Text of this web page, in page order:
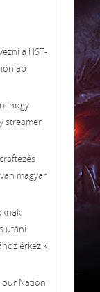
a HST-
hogy
streamer
magyar
utáni
érkezik
our Nation